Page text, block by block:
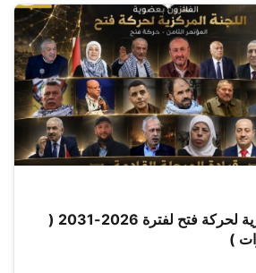
اعضاء اللجنة المركزية لحركة فتح لفترة 2026-2031 (
)